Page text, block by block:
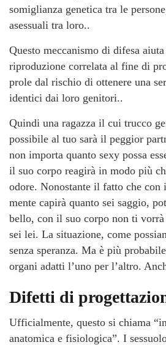
somiglianza genetica tra le
asessuali tra loro..
Questo meccanismo di difesa
riproduzione correlata al fine di
prole dal rischio di ottenere una
identici dai loro genitori..
Quindi una ragazza il cui trucco
possibile al tuo sarà il peggior
non importa quanto sexy possa
il suo corpo reagirà in modo più
odore. Nonostante il fatto che con
mente capirà quanto sei saggio,
bello, con il suo corpo non ti
sei lei. La situazione, come
senza speranza. Ma è più
organi adatti l’uno per l’altro.
Difetti di
Ufficialmente, questo si chiama
anatomica e fisiologica”. I